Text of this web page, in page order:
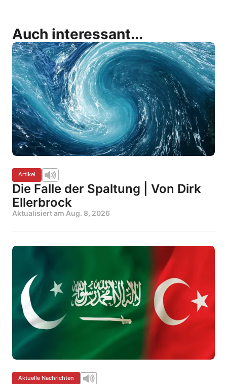
Auch interessant...
Artikel
Die Falle der Spaltung | Von Dirk
Ellerbrock
Aktualisiert am Aug. 8, 2026
Aktuelle Nachrichten